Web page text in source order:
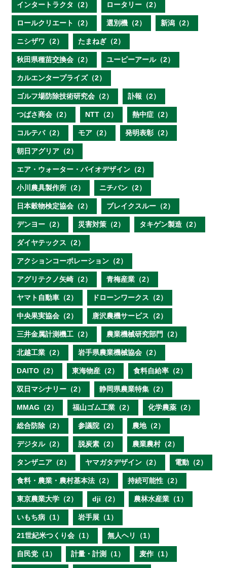
インタートラクタ（2） ロータリー（2）
ロールクリエート（2） 選別機（2） 新潟（2）
ニシザワ（2） たまねぎ（2）
秋田県種苗交換会（2） ユーピーアール（2）
カルエンタープライズ（2）
ゴルフ場防除技術研究会（2） 訃報（2）
つばさ商会（2） NTT（2） 熱中症（2）
コルテバ（2） モア（2） 発明表彰（2）
朝日アグリア（2）
エア・ウォーター・バイオデザイン（2）
小川農具製作所（2） ニチバン（2）
日本穀物検定協会（2） ブレイクスルー（2）
デンヨー（2） 災害対策（2） タキゲン製造（2）
ダイヤテックス（2）
アクションコーポレーション（2）
アグリテクノ矢崎（2） 青梅産業（2）
ヤマト自動車（2） ドローンワークス（2）
中央果実協会（2） 唐沢農機サービス（2）
三井金属計測機工（2） 農業機械研究部門（2）
北越工業（2） 岩手県農業機械協会（2）
DAITO（2） 東海物産（2） 食料自給率（2）
双日マシナリー（2） 静岡県農業特集（2）
MMAG（2） 福山ゴム工業（2） 化学農薬（2）
総合防除（2） 参議院（2） 農地（2）
デジタル（2） 脱炭素（2） 農業農村（2）
タンザニア（2） ヤマガタデザイン（2） 電動（2）
食料・農業・農村基本法（2） 持続可能性（2）
東京農業大学（2） dji（2） 農林水産業（1）
いもち病（1） 岩手展（1）
21世紀米つくり会（1） 無人ヘリ（1）
自民党（1） 計量・計測（1） 麦作（1）